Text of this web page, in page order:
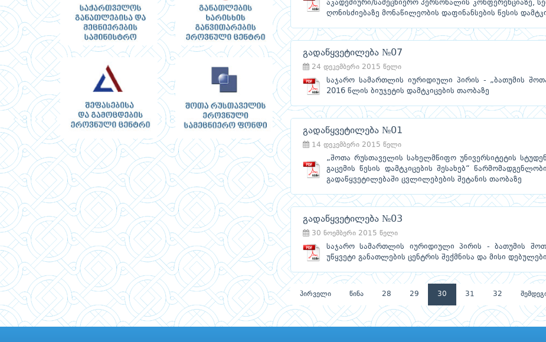
აკადემიური/სამეცნიერო პერსონალის კონფერენციაზე,
ღონისძიებაზე მონაწილეობის დაფინანსების წესის
გადაწყვეტილება №07
24 დეკემბერი 2015 წელი
საჯარო სამართლის იურიდიული პირის - „ბათუმის
2016 წლის ბიუჯეტის დამტკიცების თაობაზე
გადაწყვეტილება №01
14 დეკემბერი 2015 წელი
„შოთა რუსთაველის სახელმწიფო უნივერსიტეტის
გაცემის წესის დამტკიცების შესახებ“
გადაწყვეტილებაში ცვლილებების შეტანის თაობაზე
გადაწყვეტილება №03
30 ნოემბერი 2015 წელი
საჯარო სამართლის იურიდიული პირის - ბათუმის
უწყვეტი განათლების ცენტრის შექმნისა და მისი
პირველი წინა 28 29 30 31 32